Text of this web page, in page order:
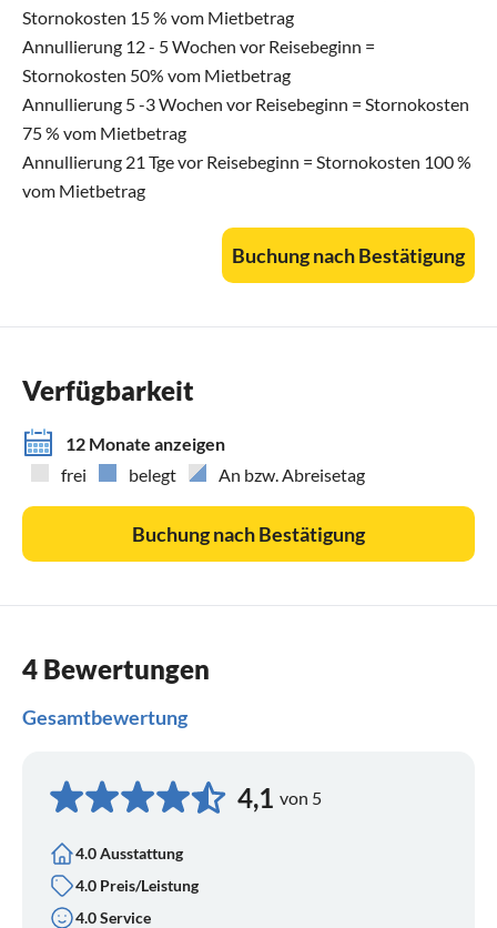
Stornokosten 15 % vom Mietbetrag
Annullierung 12 - 5 Wochen vor Reisebeginn =
Stornokosten 50% vom Mietbetrag
Annullierung 5 -3 Wochen vor Reisebeginn = Stornokosten
75 % vom Mietbetrag
Annullierung 21 Tge vor Reisebeginn = Stornokosten 100 %
vom Mietbetrag
Buchung nach Bestätigung
Verfügbarkeit
12 Monate anzeigen
frei
belegt An bzw. Abreisetag
Buchung nach Bestätigung
4 Bewertungen
Gesamtbewertung
4,1 von 5
4.0 Ausstattung
4.0 Preis/Leistung
4.0 Service